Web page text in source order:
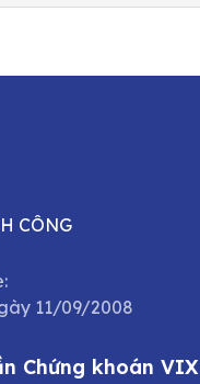
CÔNG
11/09/2008
Chứng khoán VIX